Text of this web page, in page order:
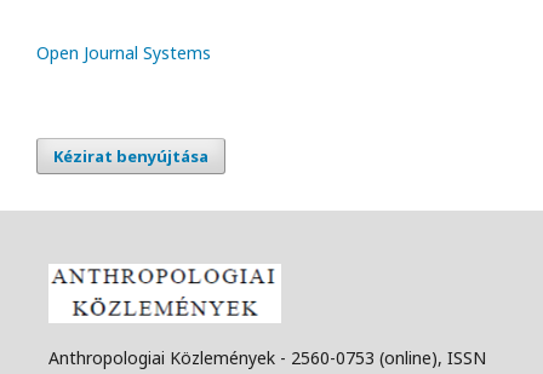
Open Journal Systems
Kézirat benyújtása
Anthropologiai Közlemények - 2560-0753 (online), ISSN